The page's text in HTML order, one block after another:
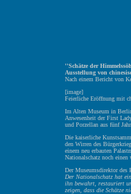
''Schätze der
Ausstellung von
Nach einem Bericht von
[image]
Feierliche Eröffnung mit
Im Alten Museum in
Anwesenheit der First
und Porzellan aus fünf
Die kaiserliche
den Wirren des
einem neu erbauten
Nationalschatz noch
Der Museumsdirektor des
Der Nationalschatz hat
ihn bewahrt, restauriert
zeigen, dass die Schätze